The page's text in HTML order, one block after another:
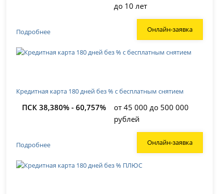
до 10 лет
Подробнее Онлайн-заявка
Кредитная карта 180 дней без % с бесплатным снятием
ПСК 38,380% - 60,757%
от 45 000 до 500 000
рублей
Подробнее Онлайн-заявка